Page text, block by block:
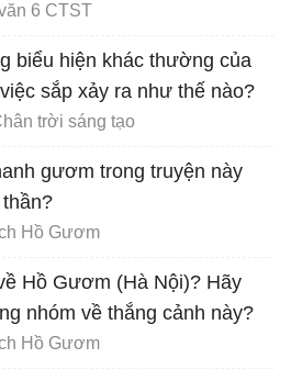
6 CTST
biểu hiện khác thường của
sắp xảy ra như thế nào?
trời sáng tạo
gươm trong truyện này
Hồ Gươm
Hồ Gươm (Hà Nội)? Hãy
nhóm về thắng cảnh này?
Hồ Gươm